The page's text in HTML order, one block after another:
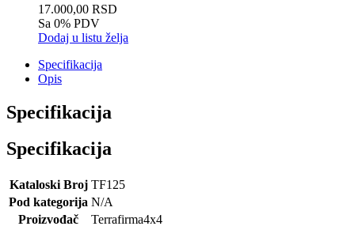
17.000,00 RSD
Sa 0% PDV
Dodaj u listu želja
Specifikacija
Opis
Specifikacija
Specifikacija
Kataloski Broj TF125
Pod kategorija N/A
Proizvođač
Terrafirma4x4